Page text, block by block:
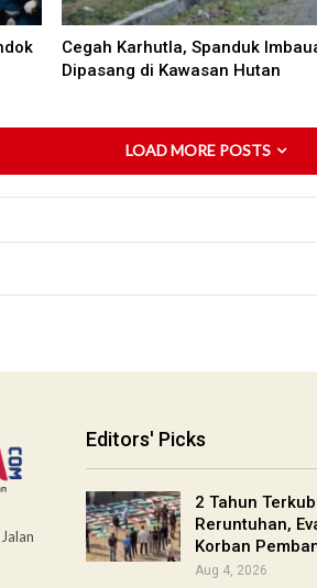
Cegah Karhutla, Spanduk
Dipasang di Kawasan Hutan
LOAD MORE POSTS
Editors' Picks
2 Tahun
Reruntuhan,
Korban
Aug 4, 2026